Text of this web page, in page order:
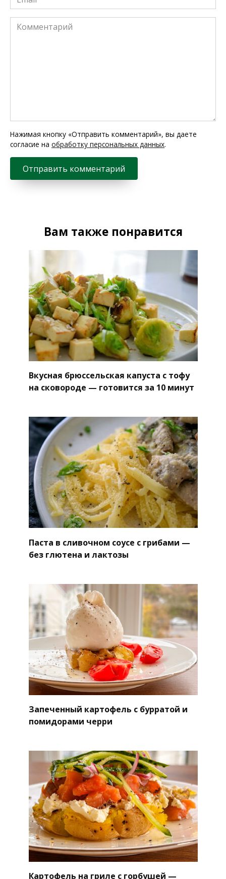
*
Комментарий
Нажимая кнопку «Отправить комментарий», вы даете
согласие на обработку персональных данных.
Вам также понравится
Вкусная брюссельская капуста с тофу
на сковороде — готовится за 10 минут
Паста в сливочном соусе с грибами —
без глютена и лактозы
Запеченный картофель с бурратой и
помидорами черри
Картофель на гриле с горбушей —